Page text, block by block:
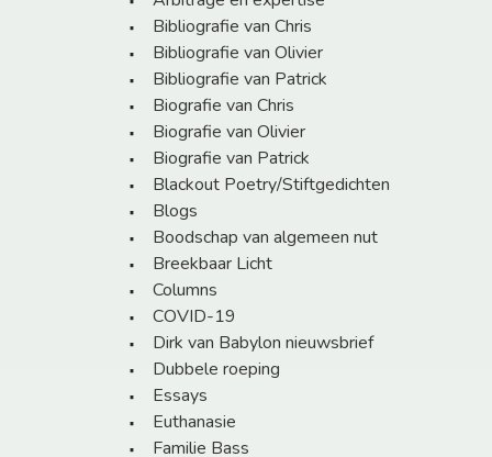
Bibliografie van Chris
Bibliografie van Olivier
Bibliografie van Patrick
Biografie van Chris
Biografie van Olivier
Biografie van Patrick
Blackout Poetry/Stiftgedichten
Blogs
Boodschap van algemeen nut
Breekbaar Licht
Columns
COVID-19
Dirk van Babylon nieuwsbrief
Dubbele roeping
Essays
Euthanasie
Familie Bass